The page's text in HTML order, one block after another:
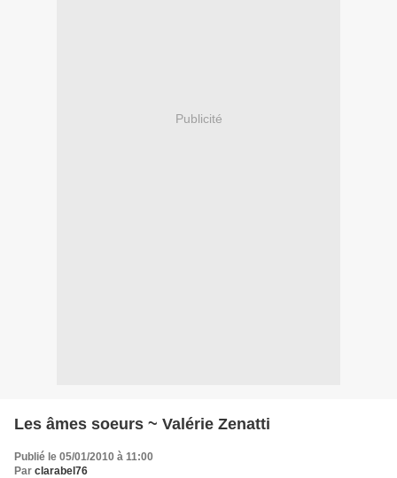
Publicité
Les âmes soeurs ~ Valérie Zenatti
Publié le 05/01/2010 à 11:00
Par clarabel76